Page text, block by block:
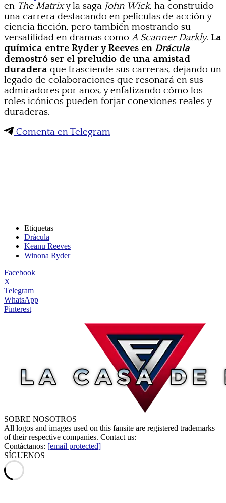
en The Matrixy la saga John Wick, ha construido
una carrera destacando en películas de acción y
ciencia ficción, pero también mostrando su
versatilidad en dramas comoA Scanner Darkly. La
química entre Ryder y Reeves en Drácula
demostró ser el preludio de una amistad
duradera que trasciende sus carreras, dejando un
legado de colaboraciones que resonará en sus
admiradores por años, y enfatizando cómo los
roles icónicos pueden forjar conexiones reales y
duraderas.
Comenta en Telegram
Etiquetas
Drácula
Keanu Reeves
Winona Ryder
Facebook
X
Telegram
WhatsApp
Pinterest
SOBRE NOSOTROS
All logos and images used on this fansite are registered trademarks
of their respective companies. Contact us:
Contáctanos: [email protected]
SÍGUENOS